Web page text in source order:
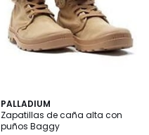
PALLADIUM
Zapatillas de caña alta con
puños Baggy
5
/
5